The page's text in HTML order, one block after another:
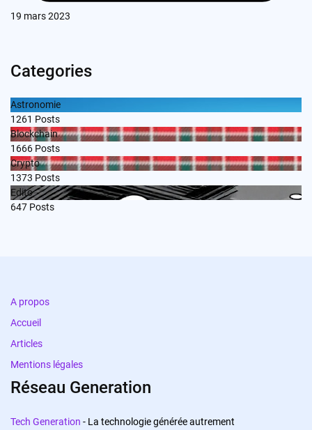
19 mars 2023
Categories
Astronomie
1261 Posts
Blockchain
1666 Posts
Crypto
1373 Posts
Edito
647 Posts
A propos
Accueil
Articles
Mentions légales
Réseau Generation
Tech Generation - La technologie générée autrement